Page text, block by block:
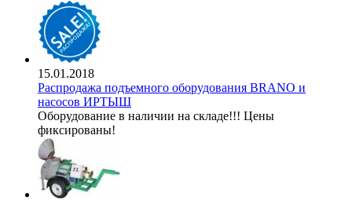
15.01.2018
Распродажа подъемного оборудования BRANO и
насосов ИРТЫШ
Оборудование в наличии на складе!!! Цены
фиксированы!